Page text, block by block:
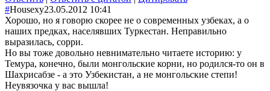
#Housexy23.05.2012 10:41
Хорошо, но я говорю скорее не о современных узбеках, а о
наших предках, населявших Туркестан. Неправильно
выразилась, сорри.
Но вы тоже довольно невнимательно читаете историю: у
Темура, конечно, были монгольские корни, но родился-то он в
Шахрисабзе - а это Узбекистан, а не монгольские степи!
Неувязочка у вас вышла!